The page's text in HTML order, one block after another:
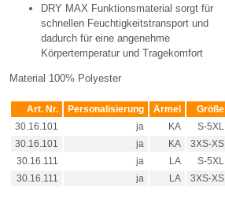
DRY MAX Funktionsmaterial sorgt für
schnellen Feuchtigkeitstransport und
dadurch für eine angenehme
Körpertemperatur und Tragekomfort
Material 100% Polyester
Art. Nr. Personalisierung Ärmel Größe
30.16.101
ja KA S-5XL
30.16.101
ja KA 3XS-XS
30.16.111
ja LA S-5XL
30.16.111
ja LA 3XS-XS